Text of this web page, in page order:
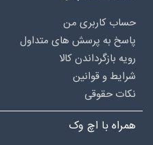
حساب کاربری من
پاسخ به پرسش های متداول
رویه بازگرداندن کالا
شرایط و قوانین
نکات حقوقی
همراه با اچ وک